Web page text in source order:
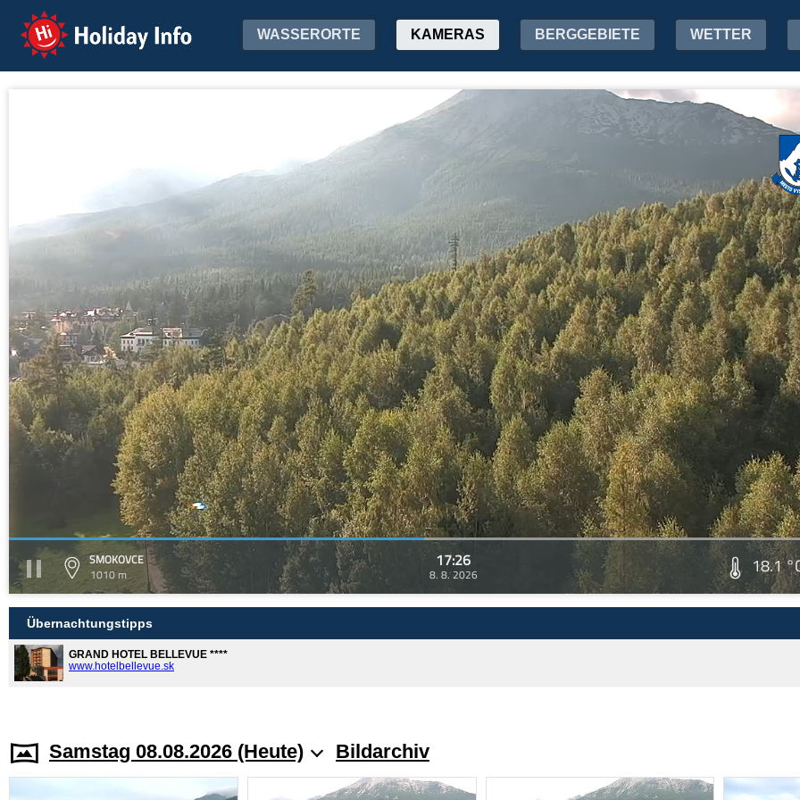
Holiday Info WASSERORTE KAMERAS BERGGEBIETE WETTER
SMOKOVCE
1010 m
17:26
8. 8. 2026 18.1
Übernachtungstipps
GRAND HOTEL BELLEVUE ****
www.hotelbellevue.sk
Samstag 08.08.2026 (Heute) Bildarchiv